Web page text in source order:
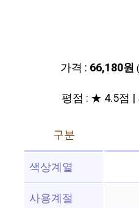
가격 : 66,180원
평점 : ★ 4.5점 |
구분
색상계열
사용계절